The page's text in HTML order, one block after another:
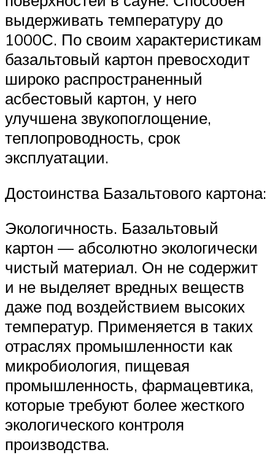
выдерживать температуру до
1000С. По своим характеристикам
базальтовый картон превосходит
широко распространенный
асбестовый картон, у него
улучшена звукопоглощение,
теплопроводность, срок
эксплуатации.
Достоинства Базальтового картона:
Экологичность. Базальтовый
картон — абсолютно экологически
чистый материал. Он не содержит
и не выделяет вредных веществ
даже под воздействием высоких
температур. Применяется в таких
отраслях промышленности как
микробиология, пищевая
промышленность, фармацевтика,
которые требуют более жесткого
экологического контроля
производства.